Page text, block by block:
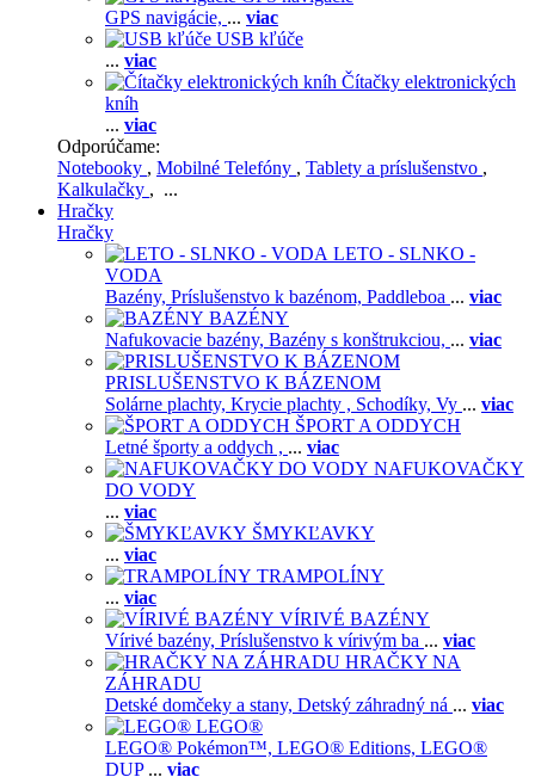
GPS navigácie, ... viac
USB kľúče
... viac
Čítačky elektronických
kníh
... viac
Odporúčame:
Notebooky , Mobilné Telefóny , Tablety a príslušenstvo ,
Kalkulačky , ...
Hračky
Hračky
LETO - SLNKO -
VODA
Bazény, Príslušenstvo k bazénom, Paddleboa ... viac
BAZÉNY
Nafukovacie bazény, Bazény s konštrukciou, ... viac
PRISLUŠENSTVO K BÁZENOM
Solárne plachty, Krycie plachty , Schodíky, Vy ... viac
ŠPORT A ODDYCH
Letné športy a oddych , ... viac
NAFUKOVAČKY
DO VODY
... viac
ŠMYKĽAVKY
... viac
TRAMPOLÍNY
... viac
VÍRIVÉ BAZÉNY
Vírivé bazény, Príslušenstvo k vírivým ba ... viac
HRAČKY NA
ZÁHRADU
Detské domčeky a stany, Detský záhradný ná ... viac
LEGO®
LEGO® Pokémon™, LEGO® Editions, LEGO®
DUP ... viac